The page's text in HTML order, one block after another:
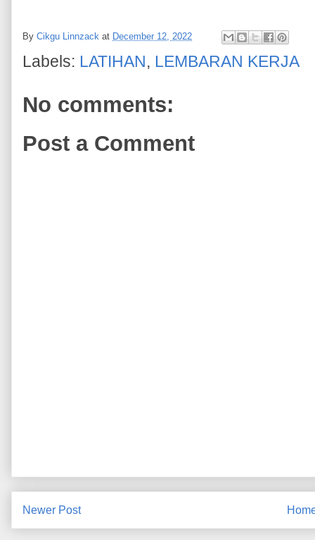
By Cikgu Linnzack at December 12, 2022
Labels: LATIHAN, LEMBARAN KERJA
No comments:
Post a Comment
Newer Post